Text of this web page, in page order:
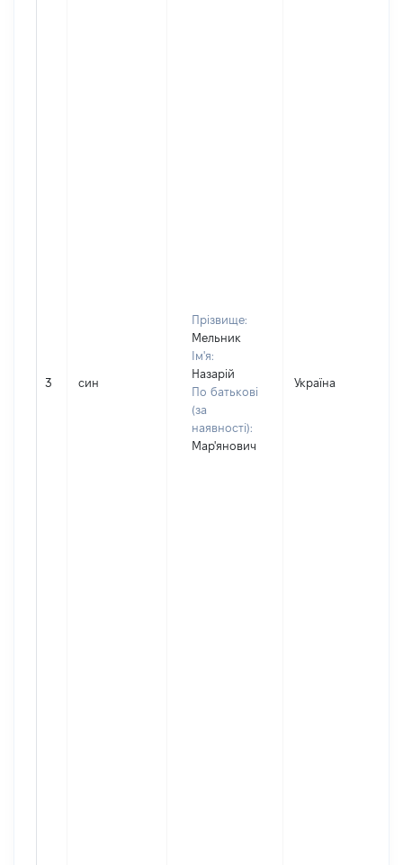
3 син
Прізвище:
Мельник
Ім'я:
Назарій
По батькові
(за
наявності):
Мар'янович
Україна